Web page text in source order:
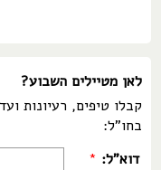
לאן מטיילים השבוע?
קבלו טיפים, רעיונות
בחו"ל:
דוא"ל: *